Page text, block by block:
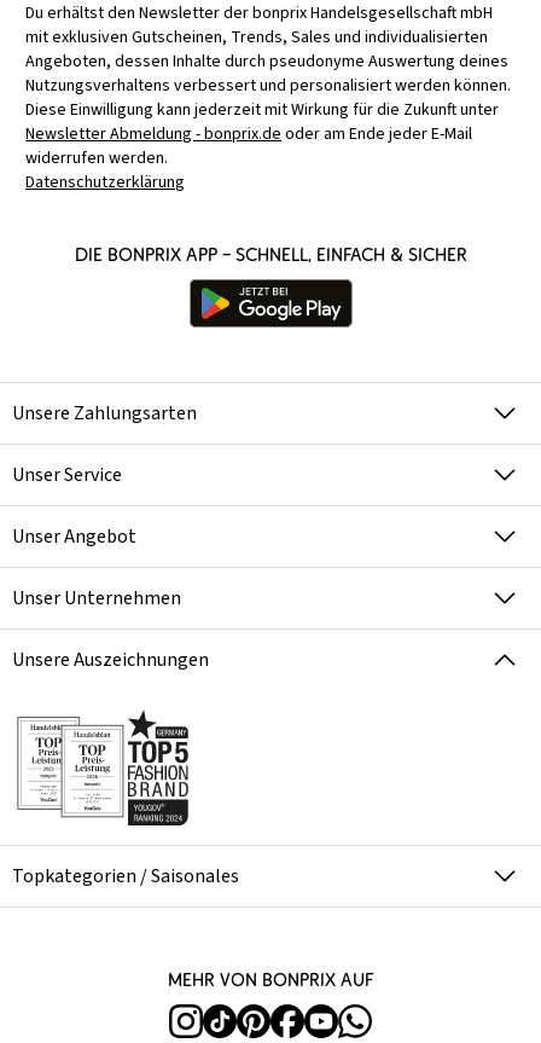
Du erhältst den Newsletter der bonprix Handelsgesellschaft mbH
mit exklusiven Gutscheinen, Trends, Sales und individualisierten
Angeboten, dessen Inhalte durch pseudonyme Auswertung deines
Nutzungsverhaltens verbessert und personalisiert werden können.
Diese Einwilligung kann jederzeit mit Wirkung für die Zukunft unter
Newsletter Abmeldung - bonprix.deoder am Ende jeder E-Mail
widerrufen werden.
Datenschutzerklärung
Die bonprix App – schnell, einfach & sicher
Unsere Zahlungsarten
Unser Service
Unser Angebot
Unser Unternehmen
Unsere Auszeichnungen
Topkategorien / Saisonales
Mehr von bonprix auf